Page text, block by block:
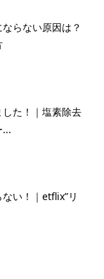
らない原因は？
た！｜塩素除去
...
い！｜etflix”リ